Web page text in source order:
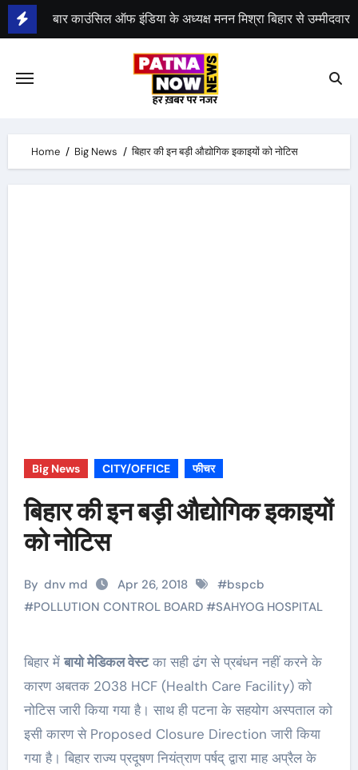
Skip
to
भीम सेना का भारत बंद, राजद का बंद को समर्थन
Home Big News बिहार की इन बड़ी औद्योगिक इकाइयों को नोटिस
Big News CITY/OFFICE फीचर
बिहार की इन बड़ी औद्योगिक इकाइयों
को नोटिस
By dnv md Apr 26, 2018 #bspcb
#POLLUTION CONTROL BOARD#SAHYOG HOSPITAL
बिहार मेंबायो मेडिकल वेस्टका सही ढंग से प्रबंधन नहीं करने के
कारण अबतक 2038 HCF (Health Care Facility) को
नोटिस जारी किया गया है। साथ ही पटना के सहयोग अस्पताल को
इसी कारण से Proposed Closure Direction जारी किया
गया है। बिहार राज्य प्रदूषण नियंत्राण पर्षद् द्वारा माह अप्रैल के